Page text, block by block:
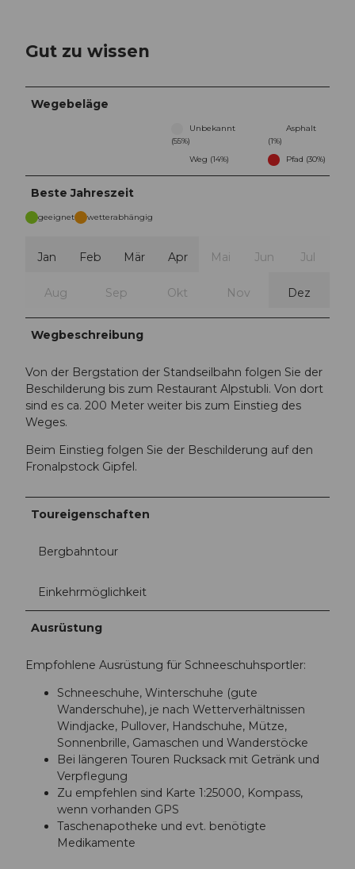
Gut zu wissen
Wegebeläge
Unbekannt
(55%)
Asphalt
(1%)
Weg (14%)
Pfad (30%)
Beste Jahreszeit
geeignet wetterabhängig
Jan Feb Mär Apr Mai Jun Jul
Aug Sep Okt Nov Dez
Wegbeschreibung
Von der Bergstation der Standseilbahn folgen Sie der
Beschilderung bis zum Restaurant Alpstubli. Von dort
sind es ca. 200 Meter weiter bis zum Einstieg des
Weges.
Beim Einstieg folgen Sie der Beschilderung auf den
Fronalpstock Gipfel.
Toureigenschaften
Bergbahntour
Einkehrmöglichkeit
Ausrüstung
Empfohlene Ausrüstung für Schneeschuhsportler:
Schneeschuhe, Winterschuhe (gute
Wanderschuhe), je nach Wetterverhältnissen
Windjacke, Pullover, Handschuhe, Mütze,
Sonnenbrille, Gamaschen und Wanderstöcke
Bei längeren Touren Rucksack mit Getränk und
Verpflegung
Zu empfehlen sind Karte 1:25000, Kompass,
wenn vorhanden GPS
Taschenapotheke und evt. benötigte
Medikamente